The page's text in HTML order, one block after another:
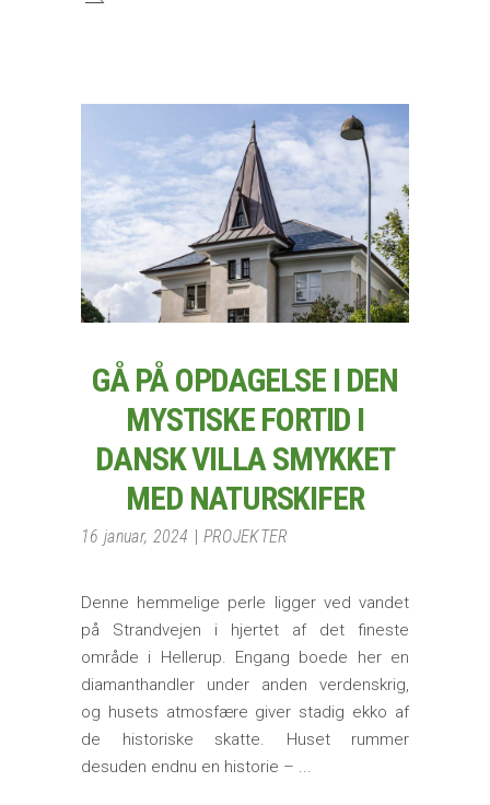
GÅ PÅ OPDAGELSE I DEN
MYSTISKE FORTID I
DANSK VILLA SMYKKET
MED NATURSKIFER
16 januar, 2024 PROJEKTER
Denne hemmelige perle ligger ved vandet
på Strandvejen i hjertet af det fineste
område i Hellerup. Engang boede her en
diamanthandler under anden verdenskrig,
og husets atmosfære giver stadig ekko af
de historiske skatte. Huset rummer
desuden endnu en historie –